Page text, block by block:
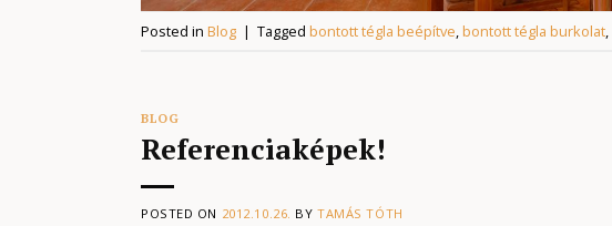
Posted in Blog | Tagged bontott tégla beépítve,bontott tégla burkolat,
BLOG
Referenciaképek!
POSTED ON 2012.10.26. BYTAMÁS TÓTH